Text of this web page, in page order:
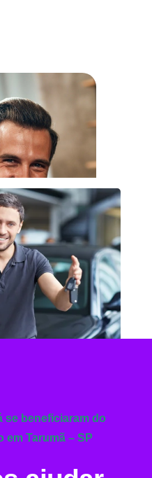
se beneficiaram do
em Tarumã – SP